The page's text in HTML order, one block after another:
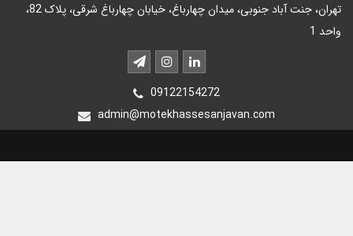
تهران، جنت آباد جنوبی، میدان چهارباغ، خیابان چهارباغ شرقی، پلاک 82،
واحد 1
09122154272
admin@motekhassesanjavan.com